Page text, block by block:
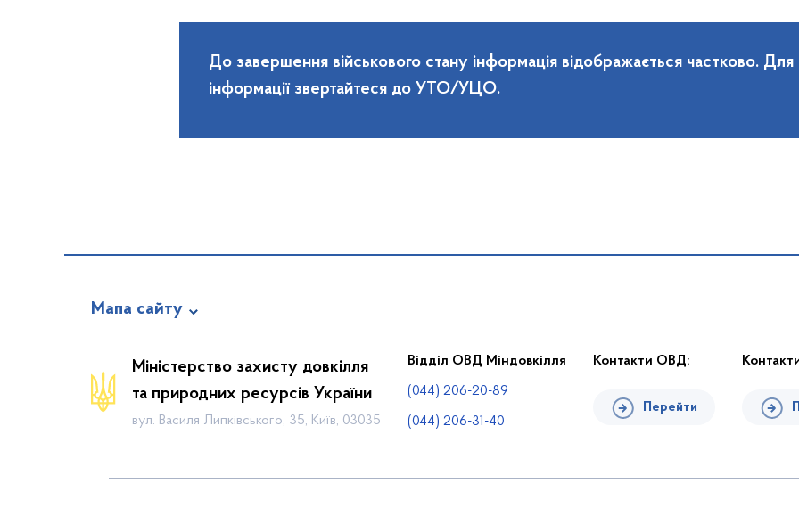
До завершення військового стану інформація відображається частково. Для
інформації звертайтеся до УТО/УЦО.
Мапа сайту
Календар громадських слухань
Законодавча база
Карта планової діяльності
Міністерство захисту довкілля
та природних ресурсів України
вул. Василя Липківського, 35, Київ, 03035
Відділ ОВД Міндовкілля
(044) 206-20-89
(044) 206-31-40
Контакти ОВД:
Перейти